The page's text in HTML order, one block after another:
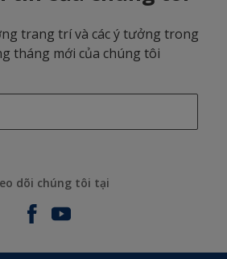
trang trí và các ý tưởng trong
tháng mới của chúng tôi
dõi chúng tôi tại